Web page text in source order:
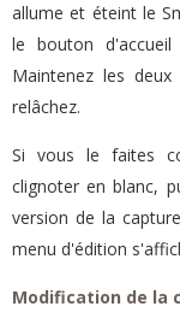
allume et éteint le
le bouton d'accueil
Maintenez les
relâchez.
Si vous le faites
clignoter en blanc,
version de la
menu d'édition
Modification de la